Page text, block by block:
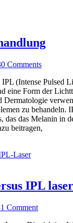
0 Comments
(Intense Pulsed
eine Form der
Dermatologie
zu behandeln.
das das Melanin in
beitragen,
IPL laser
1 Comment